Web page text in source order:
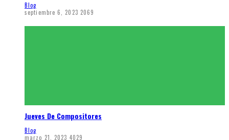
Blog
septiembre 6, 2023 2069
Jueves De Compositores
Blog
marzo 21, 2023 4029